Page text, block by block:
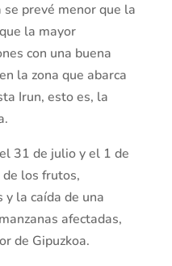
se prevé menor que la
la mayor
con una buena
la zona que abarca
Irun, esto es, la
31 de julio y el 1 de
los frutos,
y la caída de una
afectadas,
de Gipuzkoa.